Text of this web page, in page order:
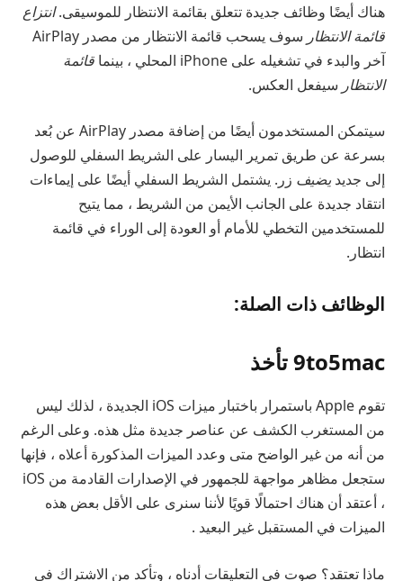
هناك أيضًا وظائف جديدة تتعلق بقائمة الانتظار للموسيقى.انتزاع
قائمة الانتظار
سوف يسحب قائمة الانتظار من مصدر AirPlay
آخر والبدء في تشغيله على iPhone المحلي ، بينما
قائمة
الانتظار سيفعل العكس.
سيتمكن المستخدمون أيضًا من إضافة مصدر AirPlay عن بُعد
بسرعة عن طريق تمرير اليسار على الشريط السفلي للوصول
إلى جديد يضيف زر. يشتمل الشريط السفلي أيضًا على إيماءات
انتقاد جديدة على الجانب الأيمن من الشريط ، مما يتيح
للمستخدمين التخطي للأمام أو العودة إلى الوراء في قائمة
انتظار.
الوظائف ذات الصلة:
9to5mac تأخذ
تقوم Apple باستمرار باختبار ميزات iOS الجديدة ، لذلك ليس
من المستغرب الكشف عن عناصر جديدة مثل هذه. وعلى الرغم
من أنه من غير الواضح متى وعدد الميزات المذكورة أعلاه ، فإنها
ستجعل مظاهر مواجهة للجمهور في الإصدارات القادمة من iOS
، أعتقد أن هناك احتمالًا قويًا لأننا سنرى على الأقل بعض هذه
الميزات في المستقبل غير البعيد .
ماذا تعتقد؟ صوت في التعليقات أدناه ، وتأكد من الاشتراك في